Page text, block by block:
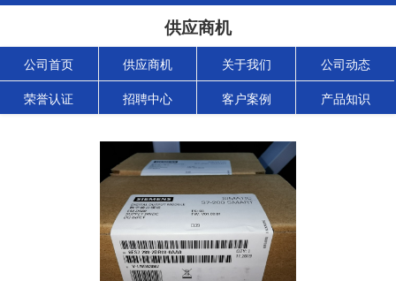
供应商机
公司首页 供应商机 关于我们 公司动态
荣誉认证 招聘中心 客户案例 产品知识